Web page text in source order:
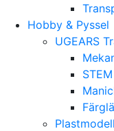
Hobby & Pyssel
UGEARS